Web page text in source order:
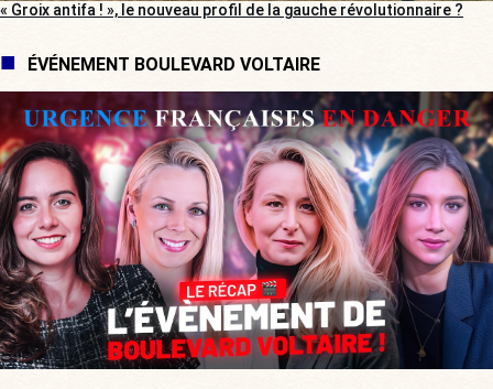
« Groix antifa ! », le nouveau profil de la gauche révolutionnaire ?
ÉVÉNEMENT BOULEVARD VOLTAIRE